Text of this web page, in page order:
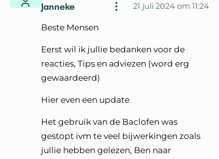
Janneke 21 juli 2024 om 11:24
Beste Mensen
Eerst wil ik jullie bedanken voor de
reacties, Tips en adviezen (word erg
gewaardeerd)
Hier even een update
Het gebruik van de Baclofen was
gestopt ivm te veel bijwerkingen zoals
jullie hebben gelezen, Ben naar